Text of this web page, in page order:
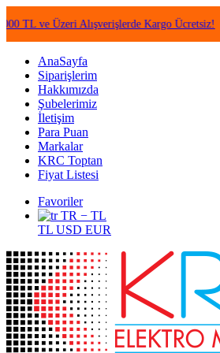
Üzeri Alışverişlerde Kargo Ücretsiz! •
AnaSayfa
Siparişlerim
Hakkımızda
Şubelerimiz
İletişim
Para Puan
Markalar
KRC Toptan
Fiyat Listesi
Favoriler
TR − TL
TL USD EUR